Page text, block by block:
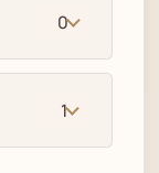
0
1